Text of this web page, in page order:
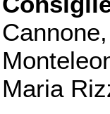
Maria